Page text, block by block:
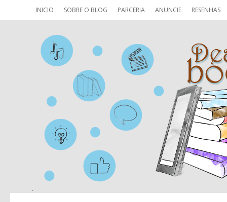
INICIO SOBRE O BLOG PARCERIA ANUNCIE RESENHAS